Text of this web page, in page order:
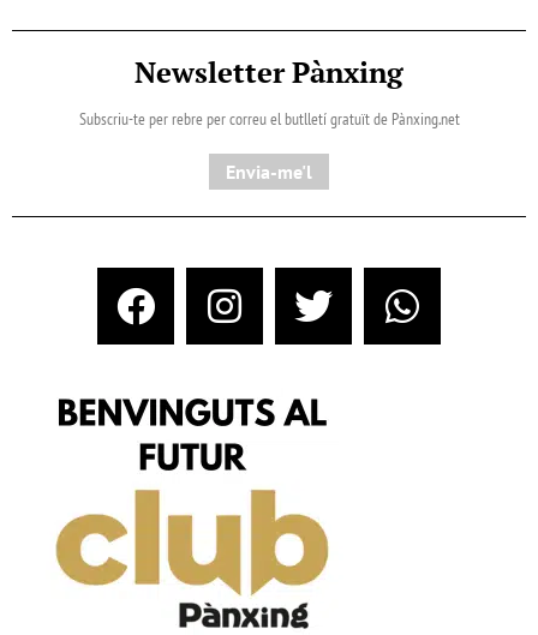
Newsletter Pànxing
Subscriu-te per rebre per correu el butlletí gratuït de Pànxing.net​
Envia-me'l